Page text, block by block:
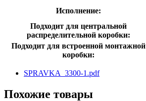
Исполнение:
Подходит для центральной
распределительной коробки:
Подходит для встроенной монтажной
коробки:
SPRAVKA_3300-1.pdf
Похожие товары